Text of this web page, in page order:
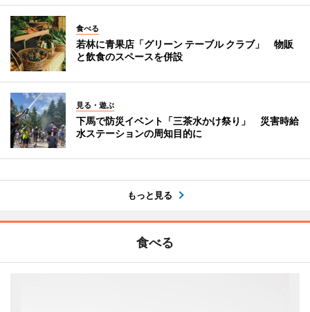
食べる
若林に青果店「グリーン テーブル クラブ」 物販
と飲食のスペースを併設
見る・遊ぶ
下馬で防災イベント「三茶水かけ祭り」 災害時給
水ステーションの周知目的に
もっと見る
食べる